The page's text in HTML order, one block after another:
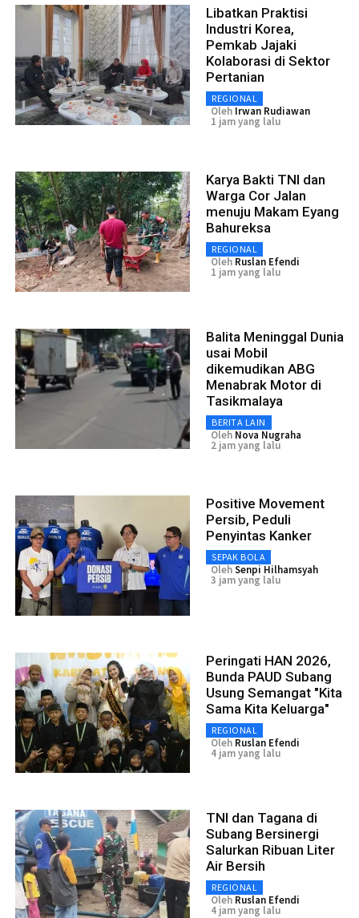
Libatkan Praktisi
Industri Korea,
Pemkab Jajaki
Kolaborasi di Sektor
Pertanian
REGIONAL
Oleh Irwan Rudiawan
1 jam yang lalu
Karya Bakti TNI dan
Warga Cor Jalan
menuju Makam Eyang
Bahureksa
REGIONAL
Oleh Ruslan Efendi
1 jam yang lalu
Balita Meninggal Dunia
usai Mobil
dikemudikan ABG
Menabrak Motor di
Tasikmalaya
BERITA LAIN
Oleh Nova Nugraha
2 jam yang lalu
Positive Movement
Persib, Peduli
Penyintas Kanker
SEPAK BOLA
OlehSenpi Hilhamsyah
3 jam yang lalu
Peringati HAN 2026,
Bunda PAUD Subang
Usung Semangat "Kita
Sama Kita Keluarga"
REGIONAL
Oleh Ruslan Efendi
4 jam yang lalu
TNI dan Tagana di
Subang Bersinergi
Salurkan Ribuan Liter
Air Bersih
REGIONAL
Oleh Ruslan Efendi
4 jam yang lalu